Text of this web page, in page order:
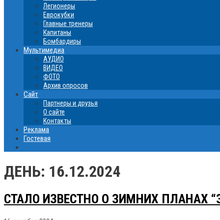
Легионеры
Еврокубки
Главные тренеры
Капитаны
Бомбардиры
Мультимедиа
АУДИО
ВИДЕО
ФОТО
Архив опросов
Сайт
Партнеры и друзья
О сайте
Контакты
Реклама
Гостевая
ДЕНЬ: 16.12.2024
СТАЛО ИЗВЕСТНО О ЗИМНИХ ПЛАНАХ